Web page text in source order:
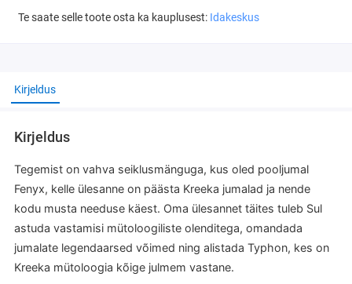
Te saate selle toote osta ka kauplusest: Idakeskus
Kirjeldus
Kirjeldus
Tegemist on vahva seiklusmänguga, kus oled pooljumal
Fenyx, kelle ülesanne on päästa Kreeka jumalad ja nende
kodu musta needuse käest. Oma ülesannet täites tuleb Sul
astuda vastamisi mütoloogiliste olenditega, omandada
jumalate legendaarsed võimed ning alistada Typhon, kes on
Kreeka mütoloogia kõige julmem vastane.